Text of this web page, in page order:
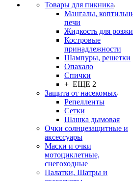
Товары для пикника
Мангалы,
печи
Жидкость для
Костровые
принадлежности
Шампуры, решетки
Опахало
Спички
+ ЕЩЕ 2
Защита от насекомых
Репелленты
Сетки
Шашка дымовая
Очки солнцезащитные и
аксессуары
Маски и очки
мотоциклетные,
снегоходные
Палатки, Шатры и